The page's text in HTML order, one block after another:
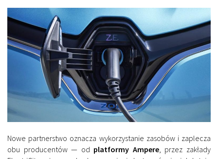
Nowe partnerstwo oznacza wykorzystanie zasobów i zaplecza
obu producentów — od platformy Ampere, przez zakłady